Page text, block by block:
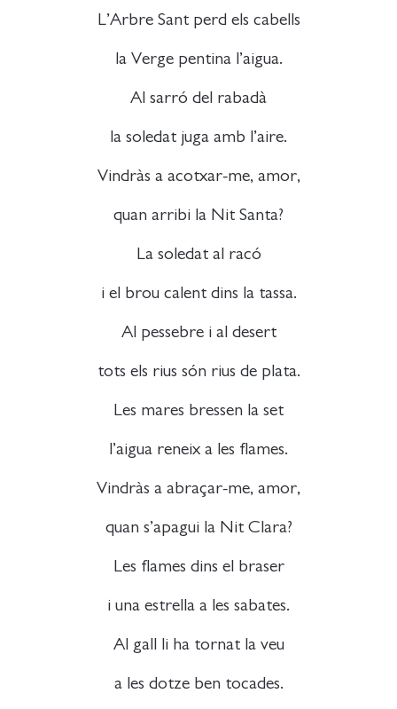
L’Arbre Sant perd els cabells
la Verge pentina l’aigua.
Al sarró del rabadà
la soledat juga amb l’aire.
Vindràs a acotxar-me, amor,
quan arribi la Nit Santa?
La soledat al racó
i el brou calent dins la tassa.
Al pessebre i al desert
tots els rius són rius de plata.
Les mares bressen la set
l’aigua reneix a les flames.
Vindràs a abraçar-me, amor,
quan s’apagui la Nit Clara?
Les flames dins el braser
i una estrella a les sabates.
Al gall li ha tornat la veu
a les dotze ben tocades.